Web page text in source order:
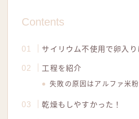
Contents
サイリウム不使用で卵入り
工程を紹介
失敗の原因はアルファ米粉
乾燥もしやすかった！